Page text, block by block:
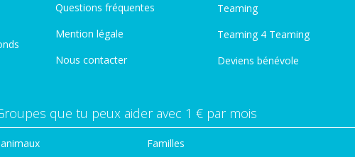
Questions fréquentes
Mention légale
Nous contacter
Teaming
Teaming 4 Teaming
Deviens bénévole
que tu peux aider avec 1 € par mois
Familles